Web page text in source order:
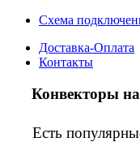
Схема
Доставка-Оплата
Контакты
Конвекторы
Есть